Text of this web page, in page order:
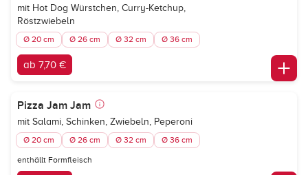
mit Hot Dog Würstchen, Curry-Ketchup,
Röstzwiebeln
Ø 20 cm Ø 26 cm Ø 32 cm Ø 36 cm
ab 7,70 €
Pizza Jam Jam
mit Salami, Schinken, Zwiebeln, Peperoni
Ø 20 cm Ø 26 cm Ø 32 cm Ø 36 cm
enthällt Formfleisch